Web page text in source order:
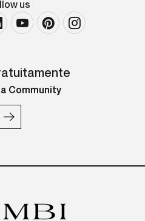
us
Community